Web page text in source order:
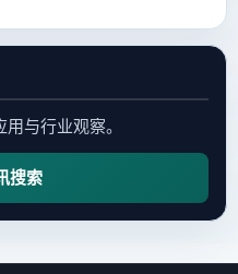
与行业观察。
搜索